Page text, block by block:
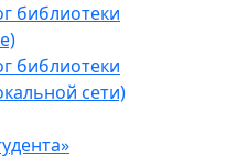
библиотеки
библиотеки
сети)